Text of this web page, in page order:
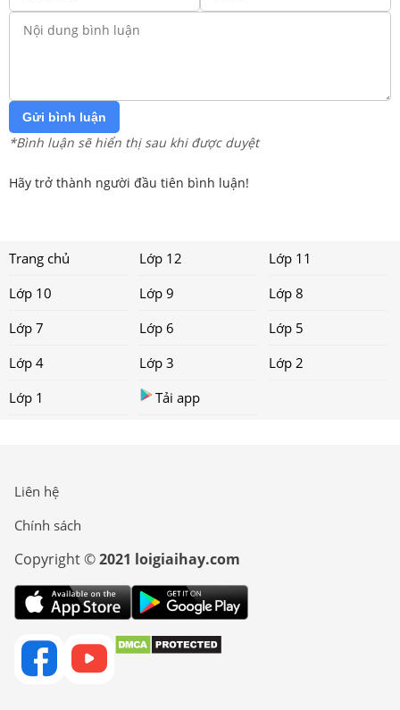
Gửi bình luận
*Bình luận sẽ hiển thị sau khi được duyệt
Hãy trở thành người đầu tiên bình luận!
Trang chủ Lớp 12
Lớp 11
Lớp 10
Lớp 9
Lớp 8
Lớp 7
Lớp 6
Lớp 5
Lớp 4
Lớp 3
Lớp 2
Lớp 1
Tải app
Liên hệ
Chính sách
Copyright ©2021 loigiaihay.com